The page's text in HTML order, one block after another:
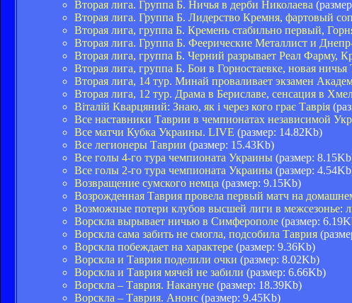
Вторая лига. Группа Б. Ничья в дерби Николаева
Вторая лига. Группа Б. Лидерство Кремня, фартовый
Вторая лига, группа Б. Кремень стабильно первый,
Вторая лига. Группа Б. Феерические Металлист и
Вторая лига, группа Б. Черний разрывает Реал Фарму,
Вторая лига, группа Б. Бои в Горностаевке, новая
Вторая лига, 14 тур. Минай проваливает экзамен
Вторая лига, 12 тур. Драма в Бериславе, сенсация в
Віталій Кварцяний: Знаю, як і через кого грає Таврія
Все наставники Таврии в чемпионатах независимой
Все матчи Кубка Украины. LIVE (размер: 14.82Kb)
Все легионеры Таврии (размер: 15.43Kb)
Все голы 4-го тура чемпионата Украины (размер:
Все голы 2-го тура чемпионата Украины (размер:
Возвращение сумского немца (размер: 9.15Kb)
Возрожденная Таврия провела первый матч на
Возможные потери клубов высшей лиги в межсезонье:
Ворскла вырывает ничью в Симферополе (размер:
Ворскла сама забить не смогла, подсобила Таврия
Ворскла побеждает на характере (размер: 9.36Kb)
Ворскла и Таврия поделили очки (размер: 8.02Kb)
Ворскла и Таврия мячей не забили (размер: 6.66Kb)
Ворскла – Таврия. Накануне (размер: 18.39Kb)
Ворскла – Таврия. Анонс (размер: 9.45Kb)